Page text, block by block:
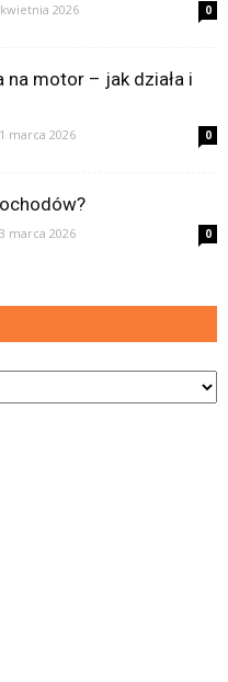
2026 0
motor – jak działa i
marca 2026 0
marca 2026 0